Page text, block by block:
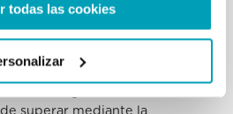
todas las cookies
un temor agravado
por la crisis económica,
de las comunidades
superar mediante la